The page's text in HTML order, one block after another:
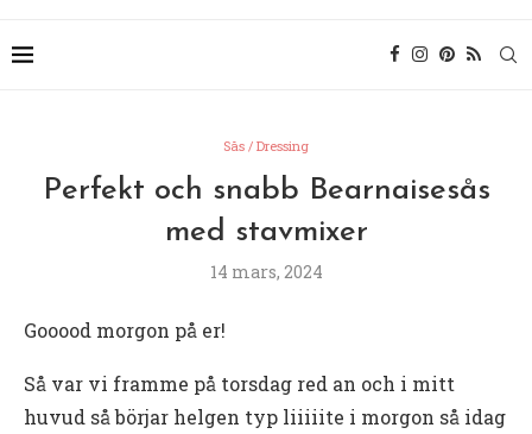
Sås / Dressing
Perfekt och snabb Bearnaisesås
med stavmixer
14 mars, 2024
Gooood morgon på er!
Så var vi framme på torsdag red an och i mitt
huvud så börjar helgen typ liiiiite i morgon så idag